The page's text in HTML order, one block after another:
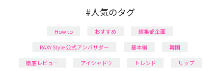
#人気のタグ
How to おすすめ
編集部企画
RAXY Style 公式アンバサダー
基本編
韓国
徹底レビュー
アイシャドウ トレンド
リップ